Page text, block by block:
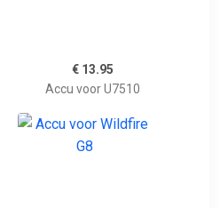
€ 13.95
Accu voor U7510